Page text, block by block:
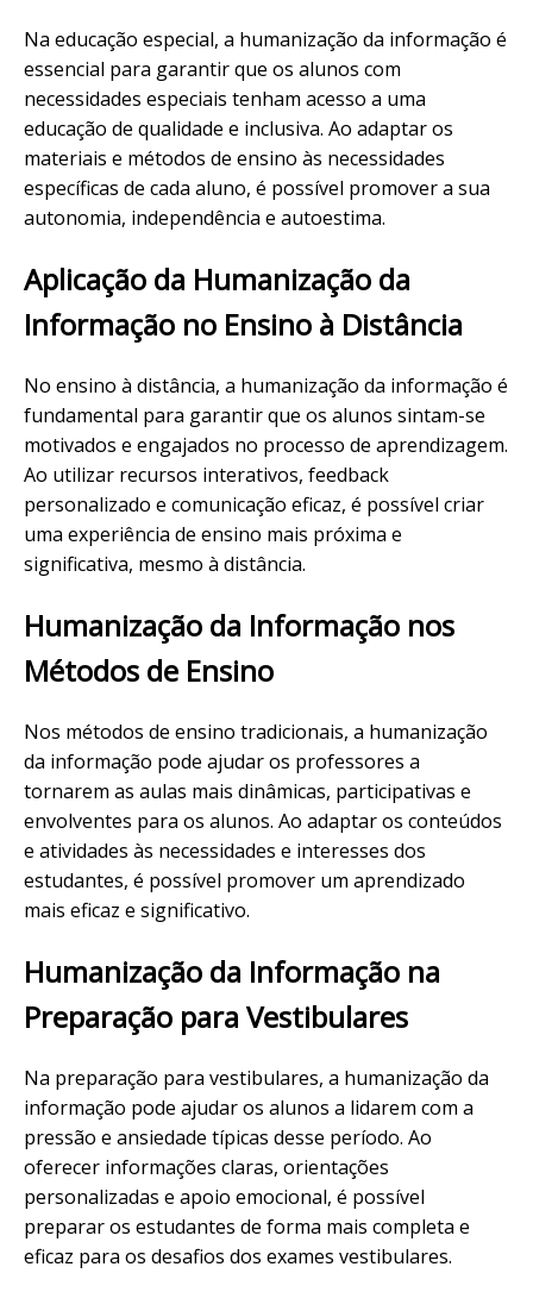
Na educação especial, a humanização da informação é
essencial para garantir que os alunos com
necessidades especiais tenham acesso a uma
educação de qualidade e inclusiva. Ao adaptar os
materiais e métodos de ensino às necessidades
específicas de cada aluno, é possível promover a sua
autonomia, independência e autoestima.
Aplicação da Humanização da
Informação no Ensino à Distância
No ensino à distância, a humanização da informação é
fundamental para garantir que os alunos sintam-se
motivados e engajados no processo de aprendizagem.
Ao utilizar recursos interativos, feedback
personalizado e comunicação eficaz, é possível criar
uma experiência de ensino mais próxima e
significativa, mesmo à distância.
Humanização da Informação nos
Métodos de Ensino
Nos métodos de ensino tradicionais, a humanização
da informação pode ajudar os professores a
tornarem as aulas mais dinâmicas, participativas e
envolventes para os alunos. Ao adaptar os conteúdos
e atividades às necessidades e interesses dos
estudantes, é possível promover um aprendizado
mais eficaz e significativo.
Humanização da Informação na
Preparação para Vestibulares
Na preparação para vestibulares, a humanização da
informação pode ajudar os alunos a lidarem com a
pressão e ansiedade típicas desse período. Ao
oferecer informações claras, orientações
personalizadas e apoio emocional, é possível
preparar os estudantes de forma mais completa e
eficaz para os desafios dos exames vestibulares.